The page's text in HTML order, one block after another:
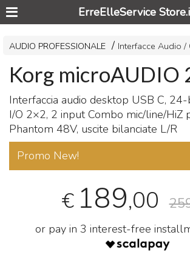
ErreElleService
AUDIO PROFESSIONALE Interfacce Audio /
Korg microAUDIO
Interfaccia audio desktop USB C,
I/O 2×2, 2 input Combo mic/line/HiZ
Phantom 48V, uscite bilanciate L/R
Promo New!
€ 189,00
or pay in 3 interest-free